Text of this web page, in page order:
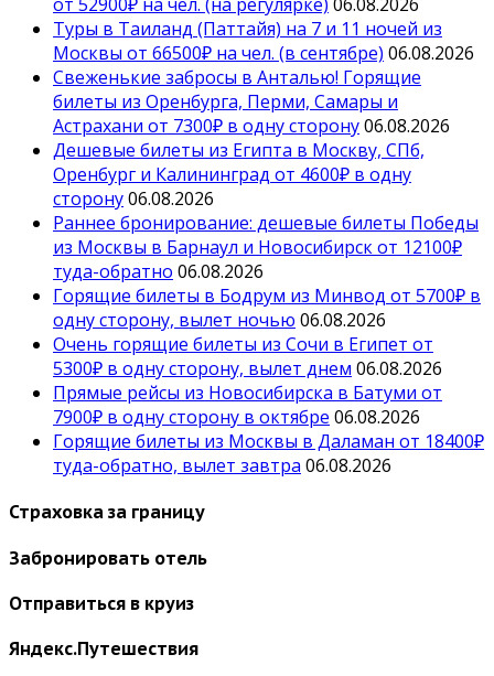
Туры в Таиланд (Паттайя) на 7 и 11 ночей из
Москвы от 66500₽ на чел. (в сентябре) 06.08.2026
Свеженькие забросы в Анталью! Горящие
билеты из Оренбурга, Перми, Самары и
Астрахани от 7300₽ в одну сторону06.08.2026
Дешевые билеты из Египта в Москву, СПб,
Оренбург и Калининград от 4600₽ в одну
сторону06.08.2026
Раннее бронирование: дешевые билеты Победы
из Москвы в Барнаул и Новосибирск от 12100₽
туда-обратно 06.08.2026
Горящие билеты в Бодрум из Минвод от 5700₽ в
одну сторону, вылет ночью 06.08.2026
Очень горящие билеты из Сочи в Египет от
5300₽ в одну сторону, вылет днем 06.08.2026
Прямые рейсы из Новосибирска в Батуми от
7900₽ в одну сторону в октябре 06.08.2026
Горящие билеты из Москвы в Даламан от 18400₽
туда-обратно, вылет завтра 06.08.2026
Страховка за границу
Забронировать отель
Отправиться в круиз
Яндекс.Путешествия